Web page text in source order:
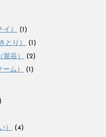
）
(1)
とり）
(1)
谷）
(2)
ム）
(1)
）
(4)